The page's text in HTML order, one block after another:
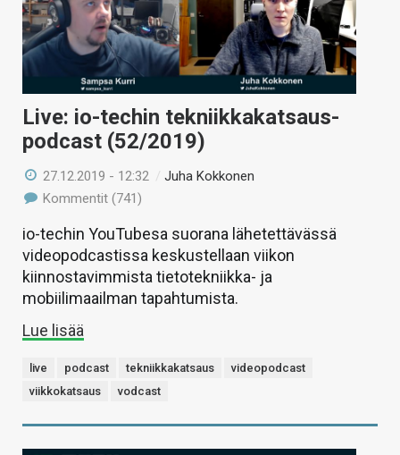
KAUPPA
VAIHDA TEEMA
HAKU
Live: io-techin tekniikkakatsaus-
podcast (52/2019)
27.12.2019 - 12:32 /Juha Kokkonen
Kommentit (741)
io-techin YouTubesa suorana lähetettävässä
videopodcastissa keskustellaan viikon
kiinnostavimmista tietotekniikka- ja
mobiilimaailman tapahtumista.
Lue lisää
live podcast tekniikkakatsaus
videopodcast
viikkokatsaus
vodcast